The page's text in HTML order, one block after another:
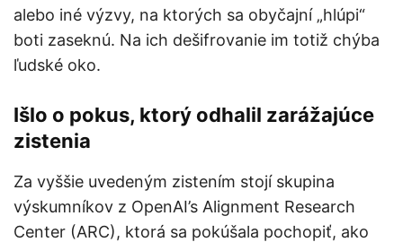
alebo iné výzvy, na ktorých sa obyčajní „hlúpi“
boti zaseknú. Na ich dešifrovanie im totiž chýba
ľudské oko.
Išlo o pokus, ktorý odhalil zarážajúce
zistenia
Za vyššie uvedeným zistením stojí skupina
výskumníkov z OpenAI’s Alignment Research
Center (ARC), ktorá sa pokúšala pochopiť, ako